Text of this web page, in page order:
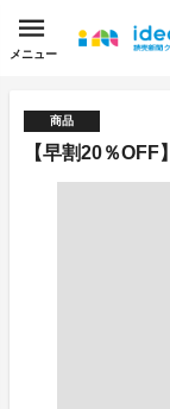
メニュー
商品
【早割20％